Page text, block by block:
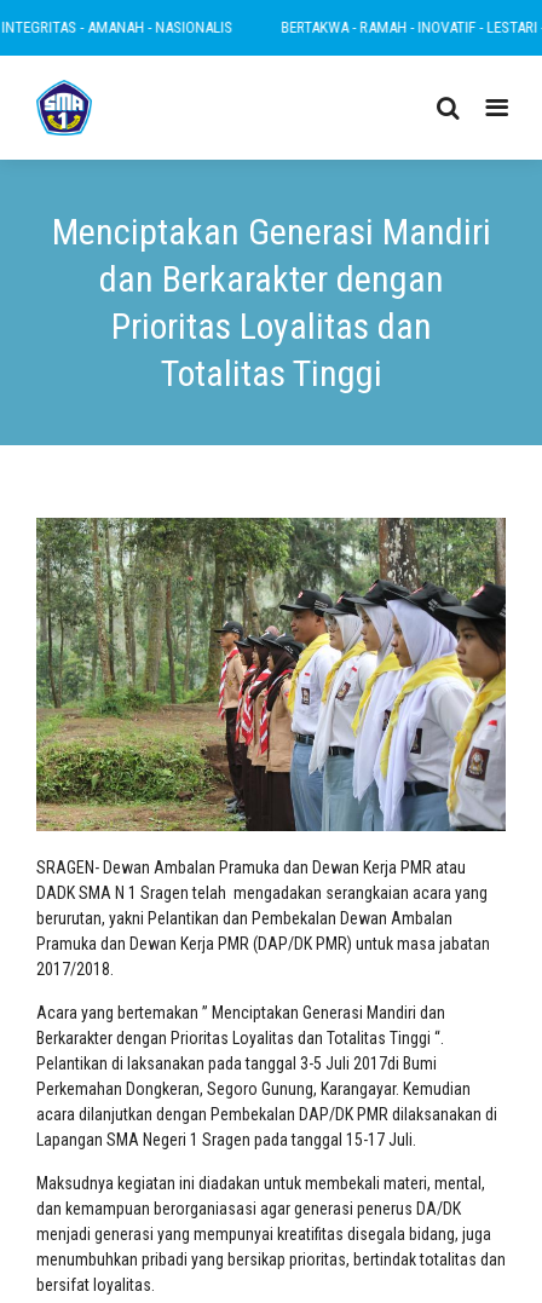
- AMANAH - NASIONALIS BERTAKWA - RAMAH - INOVATIF - LESTARI -
Menciptakan Generasi Mandiri
dan Berkarakter dengan
Prioritas Loyalitas dan
Totalitas Tinggi
SRAGEN- Dewan Ambalan Pramuka dan Dewan Kerja PMR atau
DADK SMA N 1 Sragen telah mengadakan serangkaian acara yang
berurutan, yakni Pelantikan dan Pembekalan Dewan Ambalan
Pramuka dan Dewan Kerja PMR (DAP/DK PMR) untuk masa jabatan
2017/2018.
Acara yang bertemakan ” Menciptakan Generasi Mandiri dan
Berkarakter dengan Prioritas Loyalitas dan Totalitas Tinggi “.
Pelantikan di laksanakan pada tanggal 3-5 Juli 2017di Bumi
Perkemahan Dongkeran, Segoro Gunung, Karangayar. Kemudian
acara dilanjutkan dengan Pembekalan DAP/DK PMR dilaksanakan di
Lapangan SMA Negeri 1 Sragen pada tanggal 15-17 Juli.
Maksudnya kegiatan ini diadakan untuk membekali materi, mental,
dan kemampuan berorganiasasi agar generasi penerus DA/DK
menjadi generasi yang mempunyai kreatifitas disegala bidang, juga
menumbuhkan pribadi yang bersikap prioritas, bertindak totalitas dan
bersifat loyalitas.